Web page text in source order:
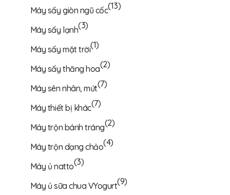
Máy sấy giòn ngũ cốc(13)
Máy sấy lạnh(3)
Máy sấy mặt trời(1)
Máy sấy thăng hoa(2)
Máy sên nhân, mứt(7)
Máy thiết bị khác(7)
Máy trộn bánh tráng(2)
Máy trộn dạng chảo(4)
Máy ủ natto(3)
Máy ủ sữa chua VYogurt(9)